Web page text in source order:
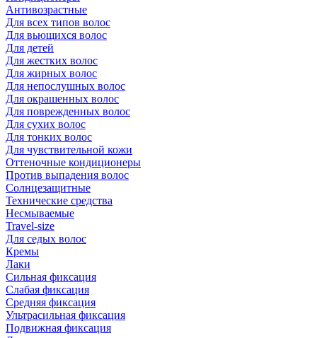
Антивозрастные
Для всех типов волос
Для вьющихся волос
Для детей
Для жестких волос
Для жирных волос
Для непослушных волос
Для окрашенных волос
Для поврежденных волос
Для сухих волос
Для тонких волос
Для чувствительной кожи
Оттеночные кондиционеры
Против выпадения волос
Солнцезащитные
Технические средства
Несмываемые
Travel-size
Для седых волос
Кремы
Лаки
Сильная фиксация
Слабая фиксация
Средняя фиксация
Ультрасильная фиксация
Подвижная фиксация